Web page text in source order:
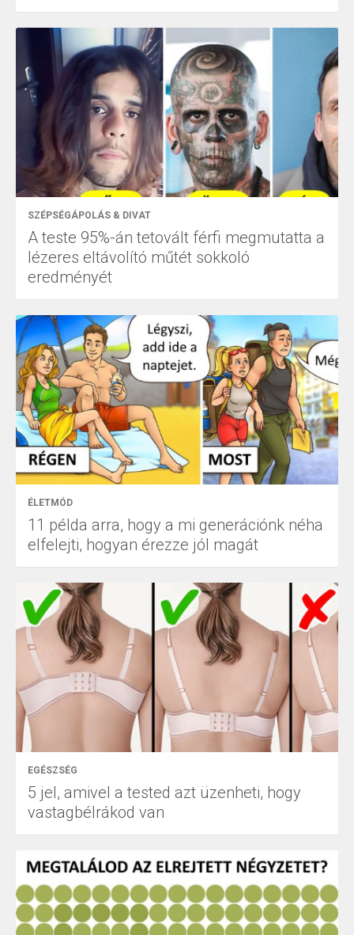
SZÉPSÉGÁPOLÁS & DIVAT
A teste 95%-án tetovált férfi megmutatta a
lézeres eltávolító műtét sokkoló
eredményét
ÉLETMÓD
11 példa arra, hogy a mi generációnk néha
elfelejti, hogyan érezze jól magát
EGÉSZSÉG
5 jel, amivel a tested azt üzenheti, hogy
vastagbélrákod van